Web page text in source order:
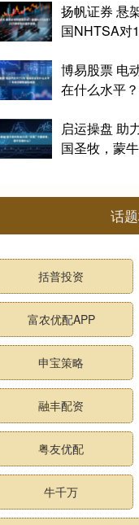
扬帆证券 悬
国NHTSA对
博易股票 电
在什么水平
启运操盘 助
国圣牧，蒙
话
括普投资
富农优配APP
申宝策略
融丰配资
粤友优配
牛千万